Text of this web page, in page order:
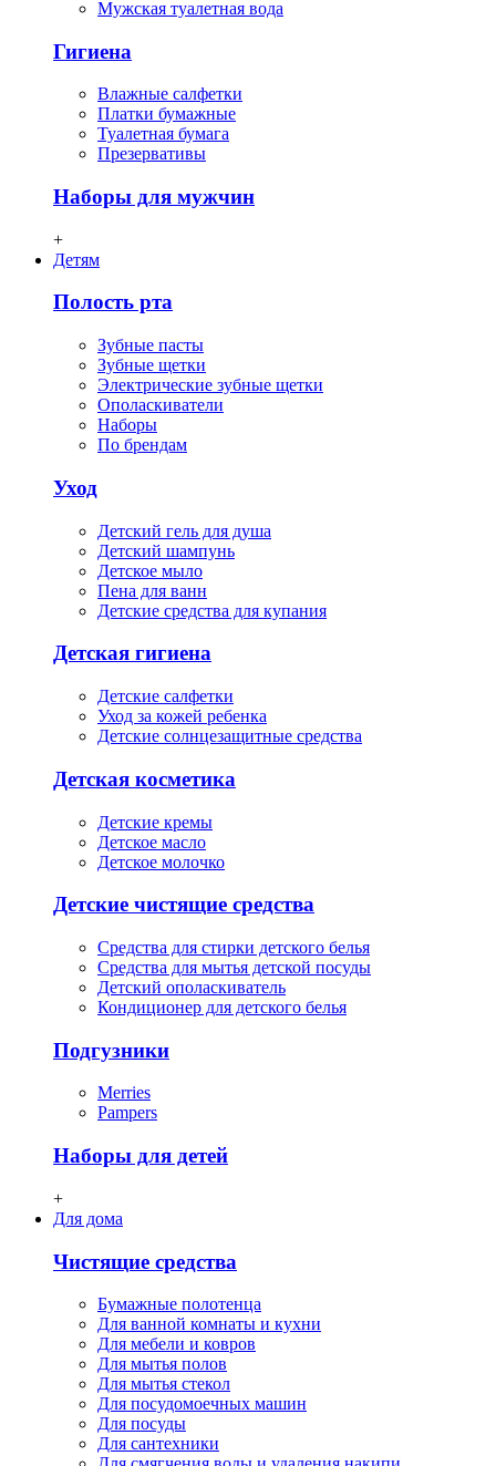
Мужская туалетная вода
Гигиена
Влажные салфетки
Платки бумажные
Туалетная бумага
Презервативы
Наборы для мужчин
+
Детям
Полость рта
Зубные пасты
Зубные щетки
Электрические зубные щетки
Ополаскиватели
Наборы
По брендам
Уход
Детский гель для душа
Детский шампунь
Детское мыло
Пена для ванн
Детские средства для купания
Детская гигиена
Детские салфетки
Уход за кожей ребенка
Детские солнцезащитные средства
Детская косметика
Детские кремы
Детское масло
Детское молочко
Детские чистящие средства
Средства для стирки детского белья
Средства для мытья детской посуды
Детский ополаскиватель
Кондиционер для детского белья
Подгузники
Merries
Pampers
Наборы для детей
+
Для дома
Чистящие средства
Бумажные полотенца
Для ванной комнаты и кухни
Для мебели и ковров
Для мытья полов
Для мытья стекол
Для посудомоечных машин
Для посуды
Для сантехники